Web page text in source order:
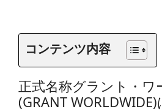
コンテンツ内容
正式名称グラント・ワ
(GRANT WORLDWIDE)